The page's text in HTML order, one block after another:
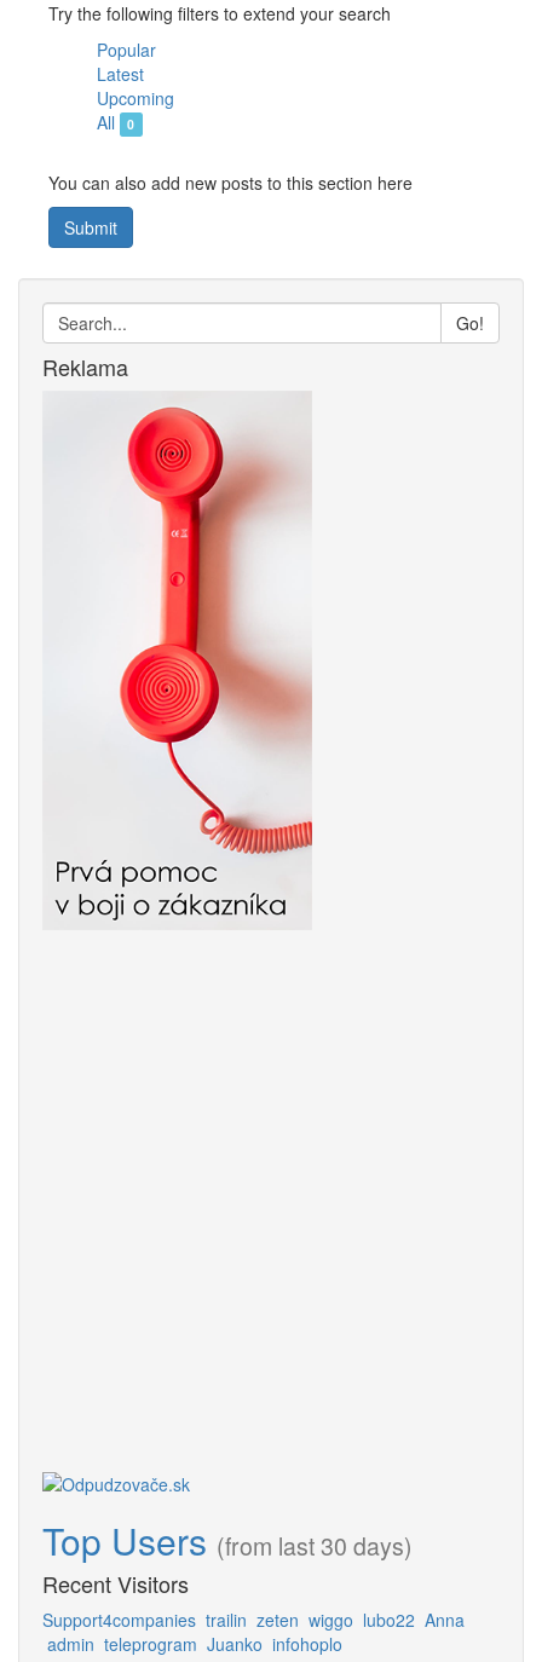
Try the following filters to extend your search
Popular
Latest
Upcoming
All
0
You can also add new posts to this section here
Submit
Go!
Reklama
Top Users (from last 30 days)
Recent Visitors
Support4companies trailin zeten wiggo lubo22 Anna
admin teleprogram Juanko infohoplo